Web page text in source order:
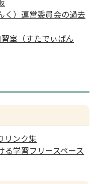
く）運営委員会の過去
室（すたでぃばん
リンク集
る学習フリースペース